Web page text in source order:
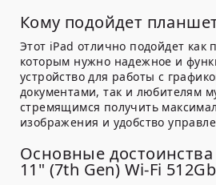
Кому подойдет
Этот iPad отлично подойдет как
которым нужно надежное и
устройство для работы с
документами, так и любителям
стремящимся получить
изображения и удобство
Основные достоинства
11" (7th Gen) Wi-Fi